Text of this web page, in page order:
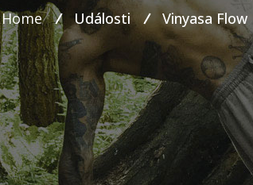
Home Události Vinyasa Flow